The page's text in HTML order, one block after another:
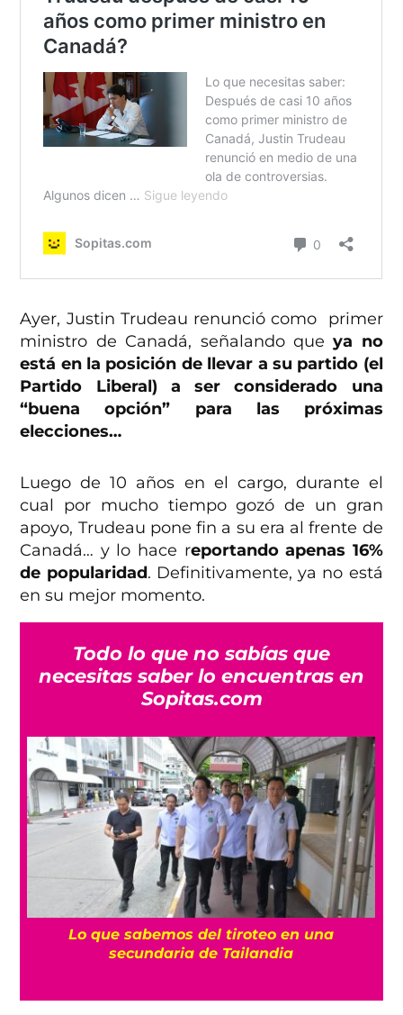
Ayer, Justin Trudeau renunció como primer
ministro de Canadá, señalando queya no
está en la posición de llevar a su partido (el
Partido Liberal) a ser considerado una
“buena opción” para las próximas
elecciones…
Luego de 10 años en el cargo, durante el
cual por mucho tiempo gozó de un gran
apoyo, Trudeau pone fin a su era al frente de
Canadá… y lo hace reportando apenas 16%
de popularidad. Definitivamente, ya no está
en su mejor momento.
Todo lo que no sabías que
necesitas saber lo encuentras en
Sopitas.com
Lo que sabemos del tiroteo en una
secundaria de Tailandia